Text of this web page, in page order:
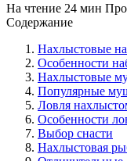
На чтение 24 мин
Содержание
Нахлыстовые
Особенности
Нахлыстовые
Популярные
Ловля
Особенности
Выбор снасти
Нахлыстовая